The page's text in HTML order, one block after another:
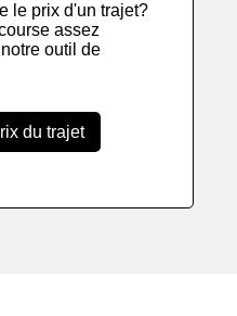
le prix d'un trajet?
assez
outil de
du trajet